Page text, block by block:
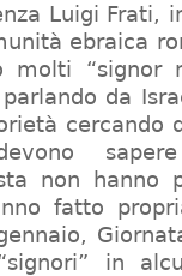
Luigi Frati,
ebraica
molti “signor
da
cercando
non hanno
fatto
in